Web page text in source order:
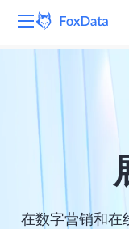
解决方案
在数字营销和在